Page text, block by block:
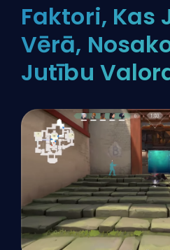
Faktori, Kas
Vērā,
Jutību